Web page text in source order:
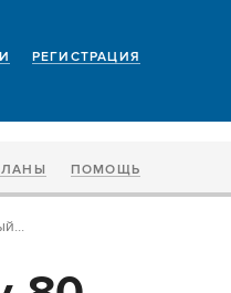
РЕГИСТРАЦИЯ
ПОМОЩЬ